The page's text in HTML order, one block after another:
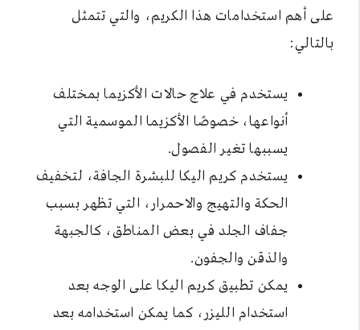
على أهم استخدامات هذا الكريم، والتي تتمثل
بالتالي:
يستخدم في علاج حالات الأكزيما بمختلف
أنواعها، خصوصًا الأكزيما الموسمية التي
يسببها تغير الفصول.
يستخدم كريم اليكا للبشرة الجافة، لتخفيف
الحكة والتهيج والاحمرار، التي تظهر بسبب
جفاف الجلد في بعض المناطق، كالجبهة
والذقن والجفون.
يمكن تطبيق كريم اليكا على الوجه بعد
استخدام الليزر، كما يمكن استخدامه بعد